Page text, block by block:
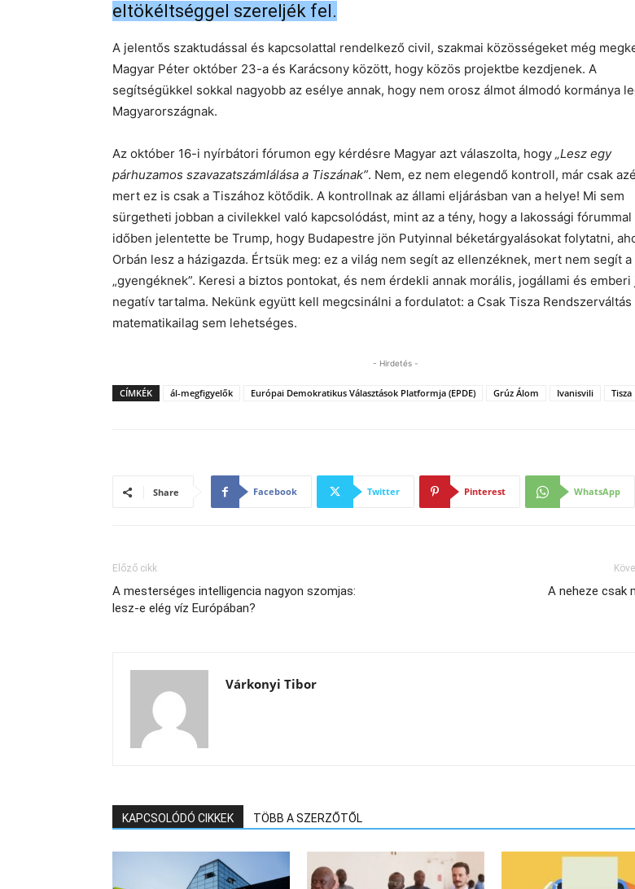
eltökéltséggel szereljék fel.
A jelentős szaktudással és kapcsolattal rendelkező civil, szakmai közösségeket még
Magyar Péter október 23-a és Karácsony között, hogy közös projektbe kezdjenek. A
segítségükkel sokkal nagyobb az esélye annak, hogy nem orosz álmot álmodó kormánya
Magyarországnak.
Az október 16-i nyírbátori fórumon egy kérdésre Magyar azt válaszolta, hogy „Lesz egy
párhuzamos szavazatszámlálása a Tiszának”. Nem, ez nem elegendő kontroll, már csak
mert ez is csak a Tiszához kötődik. A kontrollnak az állami eljárásban van a helye! Mi sem
sürgetheti jobban a civilekkel való kapcsolódást, mint az a tény, hogy a lakossági fórummal
időben jelentette be Trump, hogy Budapestre jön Putyinnal béketárgyalásokat folytatni,
Orbán lesz a házigazda. Értsük meg: ez a világ nem segít az ellenzéknek, mert nem segít a
„gyengéknek”. Keresi a biztos pontokat, és nem érdekli annak morális, jogállami és emberi
negatív tartalma. Nekünk együtt kell megcsinálni a fordulatot: a Csak Tisza Rendszerváltás
matematikailag sem lehetséges.
- Hirdetés -
CÍMKÉK ál-megfigyelők Európai Demokratikus Választások Platformja (EPDE) Grúz Álom Ivanisvili Tisza
Share Facebook Twitter Pinterest WhatsApp
Előző cikk
A mesterséges intelligencia nagyon szomjas:
lesz-e elég víz Európában?
A neheze csak
Várkonyi Tibor
KAPCSOLÓDÓ CIKKEK TÖBB A SZERZŐTŐL